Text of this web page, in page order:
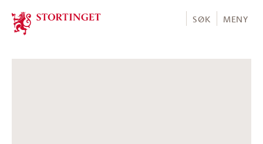
Stortinget.no
SØK MENY